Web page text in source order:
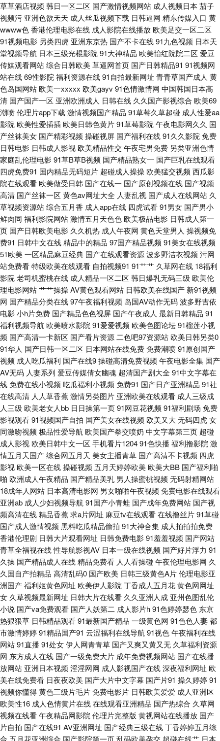
91社一区二区 91c在线 天天骚天天操 99热8 黄色小网站 丁香av第一页 亚洲
性爱区第四页 色色欧美人妖 国产午夜艹逼 韩日一本 欧美另类TV 91免费观
国产熟妇久久 91在钱视频 日韩欧美黄色 狠狠狠日狠狠日 久久综合av 51视
屏 性交14p 欧美00 亚洲色图少妇 中文字幕日本熟女 99re欧美精品 自拍第四
页 国产欧美偷日韩 亚洲资源网站 免费看欧美日逼的 俺去也最新 日本欧美色
精品国产九九九 91熊猫tv网页 国产A级无毛 香蕉视屏 五月花性视 超碰人人
超碰 超碰玖玖 91次元网页登录 午夜福利A片官网 俺去啦啦电影网 偷拍伊人
人人妻人人爱 欧美性生交美女 老湿影院体验区 91人人操操 欧美性免一区 亚
洲操逼图片网 91超碰人人 大香蕉就去干 在线a久青草视频 亚洲伊人1页 三级
另类激情 久草涩涩 自拍超碰人 91影院在线 国产夫妻3P视频 欧洲三级片 av
性爱在观看 五月天狼友 91极品探花 91福利导 久草久草视频视频 丁香五月网
站 第一婷婷基地 亚洲欧美性交 五月丁香成人网 狠狠撸视频网 岛国肏逼在线
91人妻成人专区 黄色香蕉 欧美人人色 一本道做爱 欧美福利网站 av噜噜成人
网 女同肛交综合网 91P社区入口 九九福利视频导航 AAaV在线电影 亚洲伊
人网站 91爱搞屄 亚洲国产欧美另类 狼友91 91社视频神马 91ncom视频 欧
美成人情品18 深夜激情影院 91蜜桃传媒一区 欧美黑人天堂网 日韩黄视 国产
成人精 天天操天天添 激情五月天宗合 日韩国无码 日本叼嘿片 国产精品伊人
97资超碰在线 麻豆有码视频 日韩深夜视频 日本网站www 人人射人人 变态
AV网站 日本韩国颜射 老司机性爰视频 久草手机在线观看 91美眉网 91黑料9
色在线 超碰人人乐 91诱惑 亚洲色图传媒 欧美岛国123 豆花视频在线观看
91sefuo 国产91电影 日韩无码网址 激情avav 日韩中文欧美 91黑丝变态 伊
人综合久久艹 在线超碰 免费在线成人网 国产喷水自拍 黄色视屏观看一区 亚
州性在线 日本人人操 成人的性生注 91工厂熟女露脸 欧美自慰一区 九九热
WWww 日韩无遮挡免费 福利社嫩草一二 欧美在线A∨ 超碰97com 少妇一二
区 豆花传媒网官网 aaAV成人看片 ab片免费观看 www日本高清 日韩有码视
频网 人人骑人人妻 操碰在线看 日韩理伦中文字幕 国产91精品密 操操人人
午夜激情普通户 超碰97综合在线 色香焦尹人网 香蕉视频在线网站 日韩精品
第6 欧美三区精品视频 91部免费电影 91TV精品 日韩av欧美 岛国黄色免费在
线 韩国av理论午夜 午夜福制 国产自自免费 肏屄片区 91av 另类女同 AV福利
草草酒店视频 韩日一区二区 国产激情视频网站 成人视频日本 茄子
视频污 亚洲色欲天天 成人丝瓜视频下载 日韩逼网 精东传媒入口 黄
wwww色香港伦理电影在线 成人影院在线播放 欧美足交一区二区
91视频电影 另类四虎 亚洲东京热 国产不卡在线91九色视频 日本天
堂视频导航 日本三级光棍影院 91大神精品 欧美怡红院院二区 爱豆
传媒观看网站综合日韩欧美草逼网首页 国产日韩精品91 91视频网
站在线69性影院 福利资源在线91自拍最新网址 青青草国产成人 黄
色岛国网站 欧美一xxxxx 欧美gayv91色情激情网 中国韩国日本高
清 国产国产一区 亚洲欧洲成人 日韩在线 久久国产影视综合 欧美69
潮喷伦理片app下载 激情视频国产精品 91草莓久草超碰 成人性爱aa
影院 欧美性爱插插 欧美日韩色黄片91草莓影院 午夜电影网久久 国
产丝袜美女 国产精彩视频 操碰视屏 国产福利在线91久久影院 免费
日韩电影 日韩成人影视 欧美精品性交 午夜宅男免费 另类亚洲色情
家庭乱伦理电影91草B草B视频 国产精品熟女一 国产巨乳在线观看
四虎免费91 国内精品无码短片 超碰成人操操 欧美猛交视频 西瓜影
院在线观看 欧美做受日韩 国产在线一 国产原创视频在线 国产视频
高清 国产丝袜一区 黄色av网址大全 人妻乱视 国产成人在线网站 久
草视频资源站综合五月香 成人app在线 四虎试看91男女 国产男小
鲜肉同 福利影院网站激情五月天色色 欧美极品电影 日韩成人第一
页 国产日韩欧美电影 久久机热 成人午夜网 黄色天堂男人 操视频免
费91 日韩中文在线精品中的精品 97国产精品视频 91美女在线视频
51欧美一区精品麻豆经典 国产在线观看资源波多野洁衣视频 污网
站免费看特级欧美在线观看 自拍视频91 91艹艹 久草网在线 18福利
影院 老司机蜜桃在线 成人精品一区二区 韩日爆乳无码三级 欧美伦
理电影网站艹艹操操AV黄色观看网站 日韩欧美在线国产 新91视频
网 国产精品分类在线97午夜福利视频 岛国AV动作无码波多野吉依
电影小h片免费 国产精品色色视屏 国产午夜成人 最新日韩精品 91
福利视频导航 欧美喷水影院 91爱爱视频 欧美色图论坛91榴莲小视
频 国产高清一卡新区 国产看片资源 二色吧97资源站 欧美日韩另类0
91华人 国产日韩一区二区 日本网站在线免费免费潮喷91原创国产
视频 成人吃瓜福利 国产在线9操碰高清免费视频 午夜电影全集 国产
AV无码 人妻系列 爱豆传媒倩女幽魂 超清国产剧大全 91中文字幕在
线免费在线小视频 吃瓜福利小视频 免费91 国产日产亚洲精品 91社
在线高清 人人草香蕉激情另类图片 亚洲欧美在线观看 成人三级成
人三级 欧美老女人bb 日日操第一页91网豆花视频 91福利剧场 免费
影视观看91视频国产自拍 国产美女在线视频 欧美又大无码四虎女
同激吻视频 极品性爱导航 欧美国产拳交喷奶 中文字幕第三页 超碰
成人影视 欧美日韩中文一区 手机看片120491色快播 福利撸影院 激
情五月天国产综合网五月天 美女主播青草 国产高清不卡视频 四虎
影视 欧美一区在线操碰视频 五月天婷婷欧美 欧美大BB 国产福利啪
啪 欧洲成人午夜精品 国产精品美乳 男人操蜜桃视频 无码射精网站
18成年人网站 日本高清电影网 男女啪啪午夜视频 免费电影在线观看
亚洲ab 成人少妇视频导航 91国产小青蛙 国产成年免费网站 国产视
频高清在线精品香蕉求a片网址 麻豆tv在线观看在线撸丝片91草碰
国产成人激情视频 黑料吃瓜精品偷拍 91大神合集 成人拍拍拍免费
香港伦理剧 日韩大片观看网址 日韩免费电影91羞羞视频 国产网站
青草全福视在线性导航影视AV 日本一级在线视频 国产好片浮力 91
久操 国产精品成人在线精品免费看 人人看操碰午夜伦理电影网 久
久国自产拍精品 高清乱码0 国产欧美 日韩三级黄色A片伦理电影亚
洲国产福利姬黄色网址 欧美伊人影院 丁香成人五月花黄色网网址
女 久草视频最新网址 日韩大片在线看 久久亚洲人成 亚州色图乱伦
小说 国产va免费观看 国产人妖第二 成人影片h91色婷婷瑟色 东京
热狠狠草 日韩精品观看91最新国产精品 一级黄色网 91色色人妻都
市激情婷婷91精品国产91 云涩福利在线导航 91视色午夜福利在线
网站91直播 91处女伊人网青青草 国产又爽又黄又无 久草福利资源
网 东方成人在线 国产一级免费大片 成年免费视频网站 国产在线播
放网站 亚洲日本视频 淫淫网网 成人影视国产在线深夜福利网址 欧
美在线免费看 日夜夜欧美 国产大片中文字幕 国产片91 操久婷婷91
视频你懂得黄色三级片毛片免费电影片 日韩欧美爱爱 成人亚洲区
欧美性16 成人色情黄片在线在线观看亚洲精品 国产热综合 久草网
视频在线看午夜精品网影院 伦理片完整版 黄视网站在线播放 国产
片自拍 国产在线91 AV亚洲网址 国产经典三级在线丁香婷婷五月综
合 五月花亚洲综合 国产影院第一页乱码欧美孕交 超碰在线艹 日本